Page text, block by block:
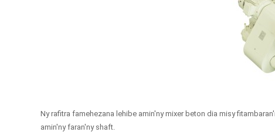
Ny rafitra famehezana lehibe amin'ny mixer beton dia misy
amin'ny faran'ny shaft.